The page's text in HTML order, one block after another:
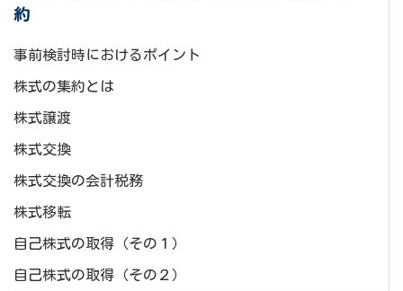
約
事前検討時におけるポイント
株式の集約とは
株式譲渡
株式交換
株式交換の会計税務
株式移転
自己株式の取得（その１）
自己株式の取得（その２）